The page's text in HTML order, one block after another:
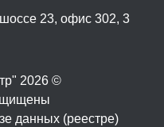
23, офис 302, 3
2026 ©
данных (реестре)